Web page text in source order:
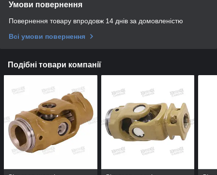
Умови повернення
Повернення товару впродовж 14 днів за домовленістю
Всі умови повернення
Подібні товари компанії